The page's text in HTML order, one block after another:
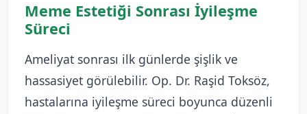
Meme Estetiği Sonrası İyileşme
Süreci
Ameliyat sonrası ilk günlerde şişlik ve
hassasiyet görülebilir. Op. Dr. Raşid Toksöz,
hastalarına iyileşme süreci boyunca düzenli